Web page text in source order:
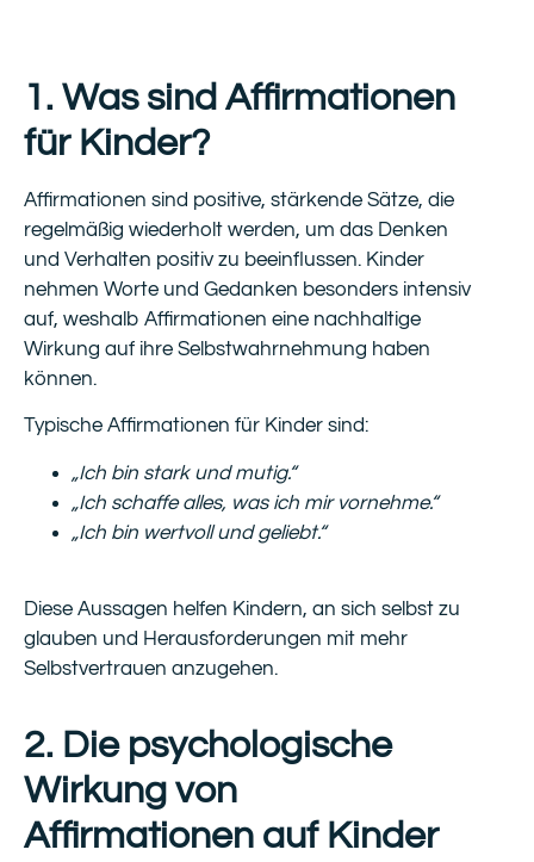
1. Was sind Affirmationen
für Kinder?
Affirmationen sind positive, stärkende Sätze, die
regelmäßig wiederholt werden, um das Denken
und Verhalten positiv zu beeinflussen. Kinder
nehmen Worte und Gedanken besonders intensiv
auf, weshalb Affirmationen eine nachhaltige
Wirkung auf ihre Selbstwahrnehmung haben
können.
Typische Affirmationen für Kinder sind:
„Ich bin stark und mutig.“
„Ich schaffe alles, was ich mir vornehme.“
„Ich bin wertvoll und geliebt.“
Diese Aussagen helfen Kindern, an sich selbst zu
glauben und Herausforderungen mit mehr
Selbstvertrauen anzugehen.
2. Die psychologische
Wirkung von
Affirmationen auf Kinder